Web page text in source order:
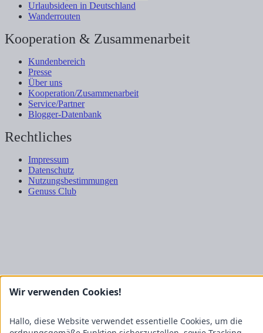
Urlaubsideen in Deutschland
Wanderrouten
Kooperation & Zusammenarbeit
Kundenbereich
Presse
Über uns
Kooperation/Zusammenarbeit
Service/Partner
Blogger-Datenbank
Rechtliches
Impressum
Datenschutz
Nutzungsbestimmungen
Genuss Club
Wir verwenden Cookies!
Hallo, diese Website verwendet essentielle Cookies, um die